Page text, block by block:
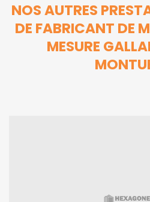
NOS AUTRES
DE FABRICANT DE
MESURE